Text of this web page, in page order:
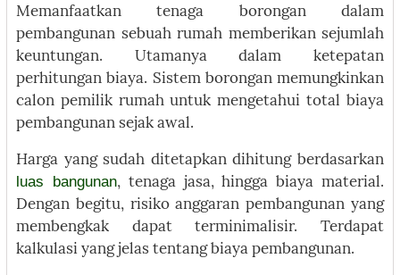
Memanfaatkan tenaga borongan dalam
pembangunan sebuah rumah memberikan sejumlah
keuntungan. Utamanya dalam ketepatan
perhitungan biaya. Sistem borongan memungkinkan
calon pemilik rumah untuk mengetahui total biaya
pembangunan sejak awal.
Harga yang sudah ditetapkan dihitung berdasarkan
luas bangunan, tenaga jasa, hingga biaya material.
Dengan begitu, risiko anggaran pembangunan yang
membengkak dapat terminimalisir. Terdapat
kalkulasi yang jelas tentang biaya pembangunan.